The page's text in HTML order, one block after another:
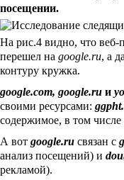
посещении.
На рис.4 видно, что веб-
перешел на google.ru, а
контуру кружка.
google.com, google.ru и
своими ресурсами:
содержимое, в том
А вот google.ru связан с
анализ посещений) и
рекламой).